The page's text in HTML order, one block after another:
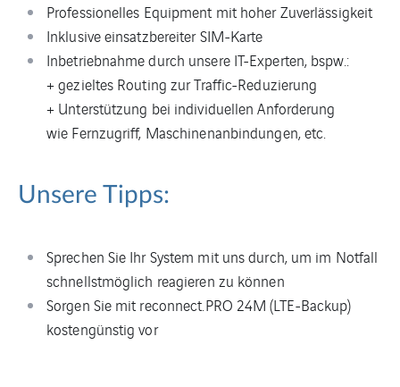
Professionelles Equipment mit hoher Zuverlässigkeit
Inklusive einsatzbereiter SIM-Karte
Inbetriebnahme durch unsere IT-Experten, bspw.:
+ gezieltes Routing zur Traffic-Reduzierung
+ Unterstützung bei individuellen Anforderung
wie Fernzugriff, Maschinenanbindungen, etc.
Unsere Tipps:
Sprechen Sie Ihr System mit uns durch, um im Notfall
schnellstmöglich reagieren zu können
Sorgen Sie mit reconnect.PRO 24M (LTE-Backup)
kostengünstig vor